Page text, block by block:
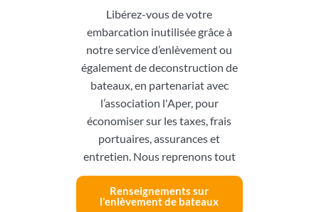
Libérez-vous de votre
embarcation inutilisée grâce à
notre service d’enlèvement ou
également de deconstruction de
bateaux, en partenariat avec
l’association l'Aper, pour
économiser sur les taxes, frais
portuaires, assurances et
entretien. Nous reprenons tout
Renseignements sur
l'enlèvement de bateaux